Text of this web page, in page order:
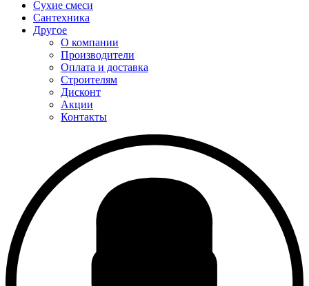
Сухие смеси
Сантехника
Другое
О компании
Производители
Оплата и доставка
Строителям
Дисконт
Акции
Контакты